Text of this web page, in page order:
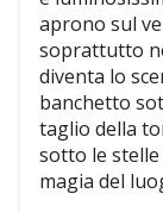
aprono sul
soprattutto
diventa lo
banchetto
taglio della
sotto le
magia del